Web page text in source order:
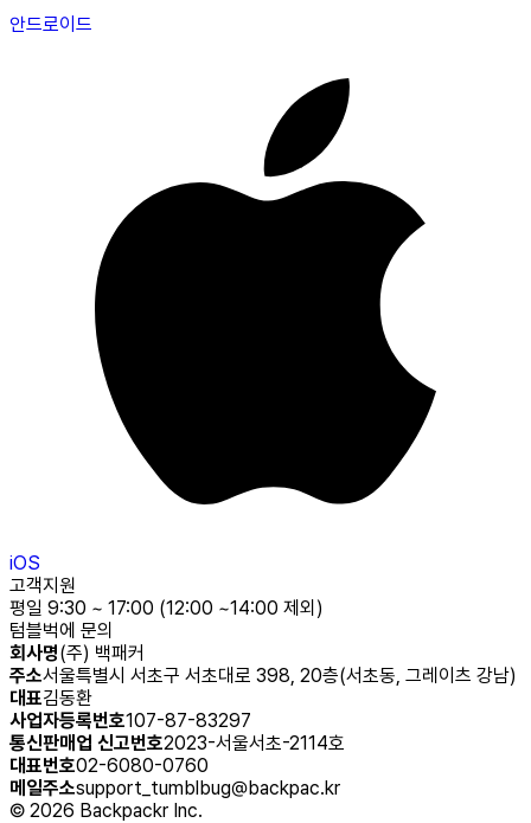
안드로이드
iOS
고객지원
평일 9:30 ~ 17:00 (12:00 ~14:00 제외)
텀블벅에 문의
회사명(주) 백패커
주소서울특별시 서초구 서초대로 398, 20층(서초동, 그레이츠 강남)
대표김동환
사업자등록번호107-87-83297
통신판매업 신고번호2023-서울서초-2114호
대표번호02-6080-0760
메일주소support_tumblbug@backpac.kr
© 2026 Backpackr Inc.